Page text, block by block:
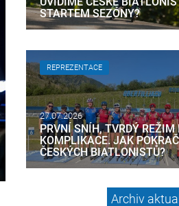
STARTEM SEZÓNY?
27.07.2026
PRVNÍ SNÍH, TVRDÝ REŽIM
KOMPLIKACE. JAK
ČESKÝCH BIATLONISTŮ?
REPREZENTACE
Archiv